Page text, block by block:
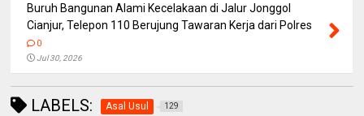
Buruh Bangunan Alami Kecelakaan di Jalur Jonggol
Cianjur, Telepon 110 Berujung Tawaran Kerja dari Polres
0
Jul 30, 2026
LABELS: Asal Usul 129